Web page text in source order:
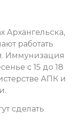
Архангельска,
работать
Иммунизация
с 15 до 18
АПК и
сделать